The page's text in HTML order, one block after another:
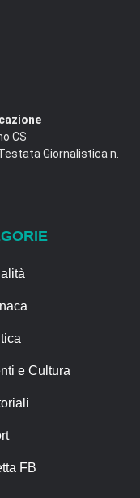
CS
Giornalistica n.
e Cultura
FB